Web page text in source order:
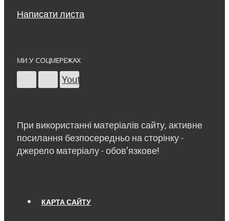
Написати листа
МИ У СОЦМЕРЕЖАХ
Youtube
При використанні матеріалів сайту, активне
посилання безпосередньо на сторінку -
джерело матеріалу - обов’язкове!
КАРТА САЙТУ